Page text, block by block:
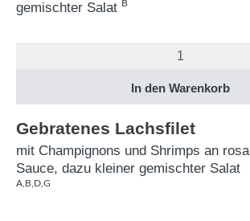
gemischter Salat B
Gebratenes Lachsfilet
mit Champignons und Shrimps an rosa
Sauce, dazu kleiner gemischter Salat
A,B,D,G